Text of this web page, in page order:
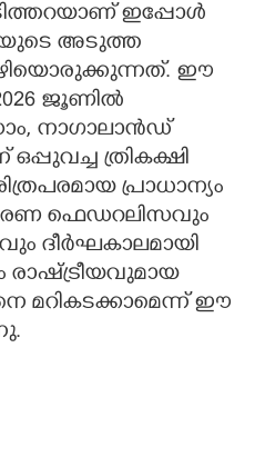
ഇപ്പോൾ
അടുത്ത
ഈ
ജൂണിൽ
നാഗാലാൻഡ്
ത്രികക്ഷി
പ്രാധാന്യം
ഫെഡറലിസവും
ദീർഘകാലമായി
രാഷ്ട്രീയവുമായ
മറികടക്കാമെന്ന് ഈ